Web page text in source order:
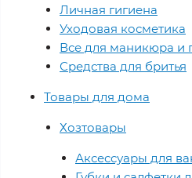
Личная гигиена
Уходовая косметика
Все для маникюра и
Средства для бритья
Товары для дома
Хозтовары
Аксессуары для